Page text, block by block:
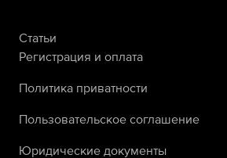
Статьи
Регистрация и оплата
Политика приватности
Пользовательское соглашение
Юридические документы